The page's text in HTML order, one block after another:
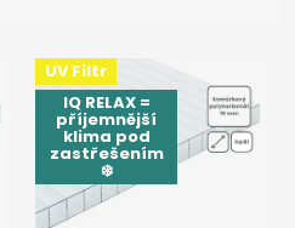
UV Filtr
IQ RELAX =
příjemnější
klima pod
zastřešením
❄️